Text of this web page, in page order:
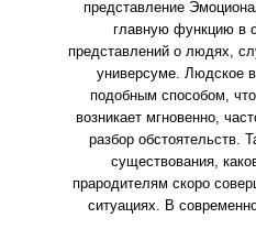
представление
главную функцию в
представлений о людях,
универсуме. Людское
подобным способом,
возникает мгновенно,
разбор обстоятельств.
существования,
прародителям скоро
ситуациях. В